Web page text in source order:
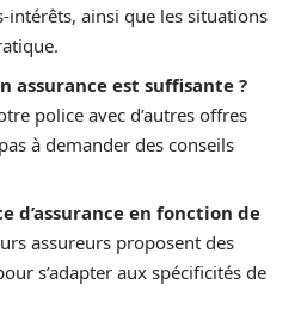
intérêts, ainsi que les situations
assurance est suffisante ?
police avec d’autres offres
à demander des conseils
d’assurance en fonction de
assureurs proposent des
s’adapter aux spécificités de